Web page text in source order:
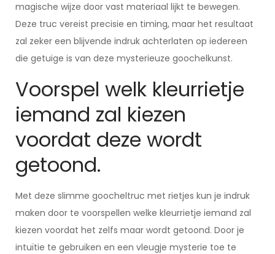
magische wijze door vast materiaal lijkt te bewegen.
Deze truc vereist precisie en timing, maar het resultaat
zal zeker een blijvende indruk achterlaten op iedereen
die getuige is van deze mysterieuze goochelkunst.
Voorspel welk kleurrietje
iemand zal kiezen
voordat deze wordt
getoond.
Met deze slimme goocheltruc met rietjes kun je indruk
maken door te voorspellen welke kleurrietje iemand zal
kiezen voordat het zelfs maar wordt getoond. Door je
intuïtie te gebruiken en een vleugje mysterie toe te